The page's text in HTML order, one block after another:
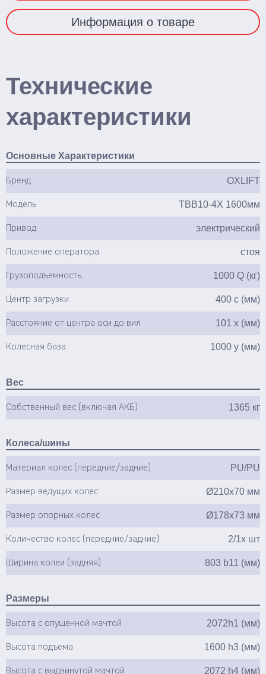
Информация о товаре
Технические
характеристики
Основные Характеристики
Бренд OXLIFT
Модель TBB10-4X 1600мм
Привод электрический
Положение оператора стоя
Грузоподъемность 1000 Q (кг)
Центр загрузки 400 c (мм)
Расстояние от центра оси до вил 101 x (мм)
Колесная база 1000 y (мм)
Вес
Собственный вес (включая АКБ) 1365 кг
Колеса/шины
Материал колес (передние/задние) PU/PU
Размер ведущих колес Ø210х70 мм
Размер опорных колес Ø178х73 мм
Количество колес (передние/задние) 2/1х шт
Ширина колеи (задняя) 803 b11 (мм)
Размеры
Высота с опущенной мачтой 2072h1 (мм)
Высота подъема 1600 h3 (мм)
Высота с выдвинутой мачтой 2072 h4 (мм)